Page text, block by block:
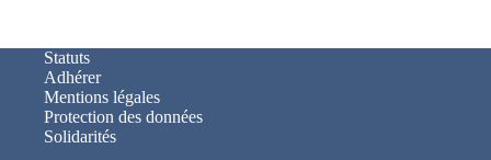
Statuts
Adhérer
Mentions légales
Protection des données
Solidarités